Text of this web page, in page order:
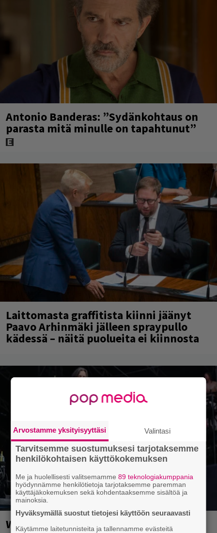
Antonio Banderas: ”Sydänkohtaus on
parasta mitä minulle on tapahtunut”
Laittomasta graffitista kiinni jäänyt
Paavo Arhinmäki jälleen spraypullo
kädessä – näitä puolueita ei kiinnosta
Weezer palaa Suomeen yli
Arvostamme yksityisyyttäsi Valintasi
Tarvitsemme suostumuksesi tarjotaksemme
henkilökohtaisen käyttökokemuksen
Me ja huolellisesti valitsemamme89 teknologiakumppania
hyödynnämme henkilötietoja tarjotaksemme paremman
käyttäjäkokemuksen sekä kohdentaaksemme sisältöä ja
mainoksia.
Hyväksymällä suostut tietojesi käyttöön seuraavasti
Käytämme laitetunnisteita ja tallennamme evästeitä